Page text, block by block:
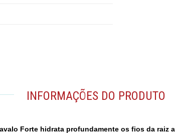
INFORMAÇÕES DO PRODUTO
Forte hidrata profundamente os fios da raiz